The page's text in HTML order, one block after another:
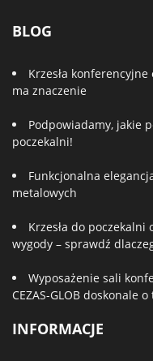
BLOG
Krzesła konferencyjne
ma znaczenie
Podpowiadamy, jakie
poczekalni!
Funkcjonalna
metalowych
Krzesła do poczekalni
wygody – sprawdź
Wyposażenie sali
CEZAS-GLOB doskonale
INFORMACJE